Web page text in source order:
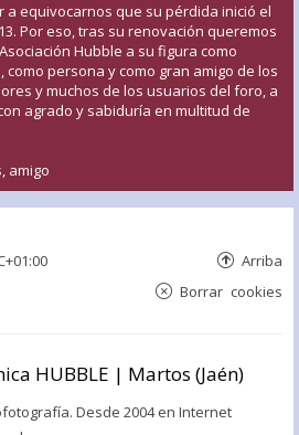
a equivocarnos que su pérdida inició el
Por eso, tras su renovación queremos
Hubble a su figura como
persona y como gran amigo de los
y muchos de los usuarios del foro, a
agrado y sabiduría en multitud de
amigo
Arriba
Borrar cookies
HUBBLE | Martos (Jaén)
Desde 2004 en Internet